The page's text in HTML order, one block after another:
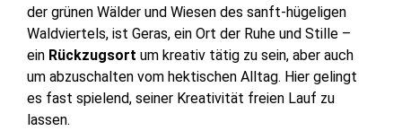
der grünen Wälder und Wiesen des sanft-hügeligen
Waldviertels, ist Geras, ein Ort der Ruhe und Stille –
ein Rückzugsort um kreativ tätig zu sein, aber auch
um abzuschalten vom hektischen Alltag. Hier gelingt
es fast spielend, seiner Kreativität freien Lauf zu
lassen.